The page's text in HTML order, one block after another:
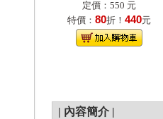
定價：550 元
特價： 80折！ 440元
| 內容簡介 |